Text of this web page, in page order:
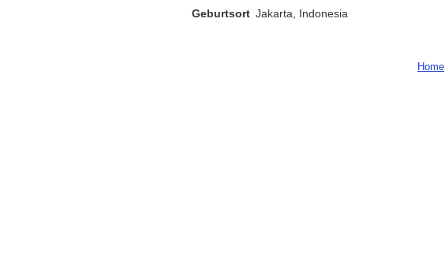
Geburtsort Jakarta, Indonesia
Home